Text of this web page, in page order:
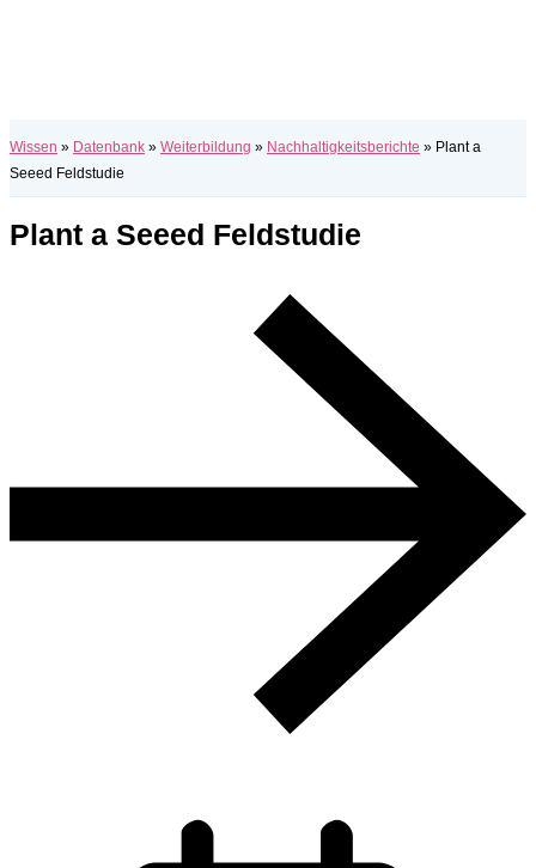
Wissen » Datenbank » Weiterbildung » Nachhaltigkeitsberichte » Plant a
Seeed Feldstudie
Plant a Seeed Feldstudie